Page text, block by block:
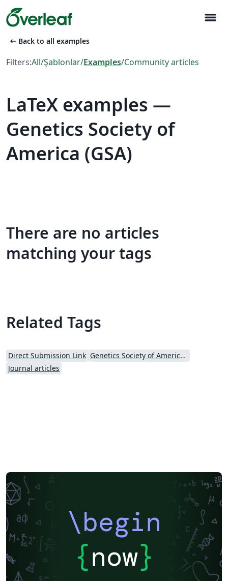
menu
arrow_left_alt Back to all examples
Filters:All/Şablonlar/Examples/Community articles
LaTeX examples —
Genetics Society of
America (GSA)
There are no articles
matching your tags
Related Tags
Direct Submission Link
Genetics Society of America (GSA) - Official Templates
Journal articles
\begin
{now}